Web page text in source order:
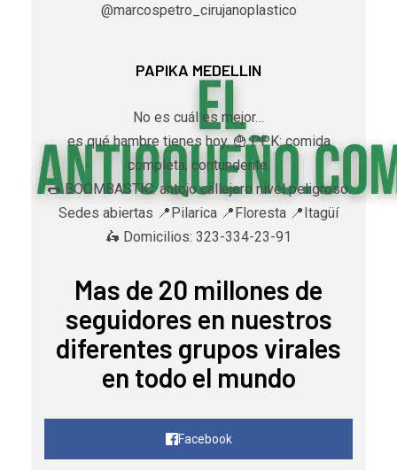
@marcospetro_cirujanoplastico
PAPIKA MEDELLIN
No es cuál es mejor…
es qué hambre tienes hoy. 🍟 PPK: comida
completa, contundente.
🌭 BOOMBASTIC: antojo callejero nivel peligroso.
Sedes abiertas 📍Pilarica 📍Floresta 📍Itagüí
🛵 Domicilios: 323-334-23-91
Mas de 20 millones de
seguidores en nuestros
diferentes grupos virales
en todo el mundo
Facebook